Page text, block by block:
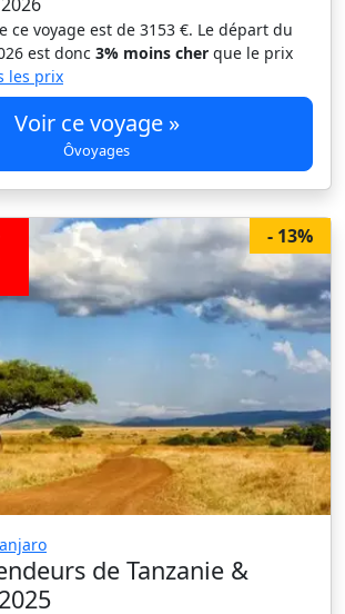
ce voyage est de 3153 €. Le départ du
est donc 3% moins cher que le prix
les prix
Voir ce voyage »
Ôvoyages
- 13%
de Tanzanie &